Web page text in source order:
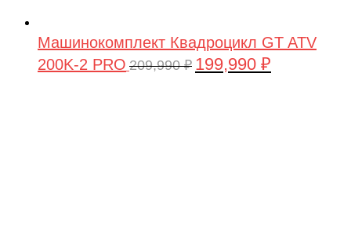
Машинокомплект Квадроцикл GT ATV
200K-2 PRO 209,990₽ Первоначальная
199,990 ₽